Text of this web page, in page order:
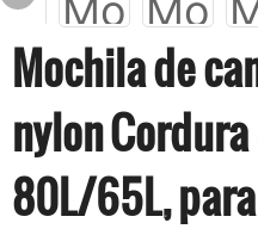
Mochila de
nylon
80L/65L,